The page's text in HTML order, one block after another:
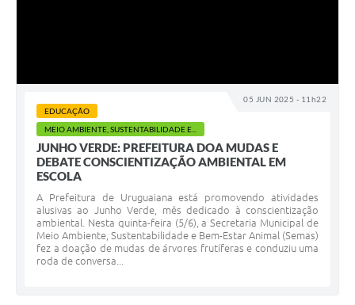
05 JUN 2025 - 11h22
EDUCAÇÃO
MEIO AMBIENTE, SUSTENTABILIDADE E...
JUNHO VERDE: PREFEITURA DOA MUDAS E
DEBATE CONSCIENTIZAÇÃO AMBIENTAL EM
ESCOLA
A Prefeitura de Uruguaiana está promovendo atividades
alusivas ao Junho Verde, mês dedicado à conscientização
ambiental. Nesta quinta-feira (5/6), a Secretaria Municipal de
Meio Ambiente, Sustentabilidade e Bem-Estar Animal (Semas)
fez a doação de mudas de árvores frutíferas e conduziu uma
roda de conversa...